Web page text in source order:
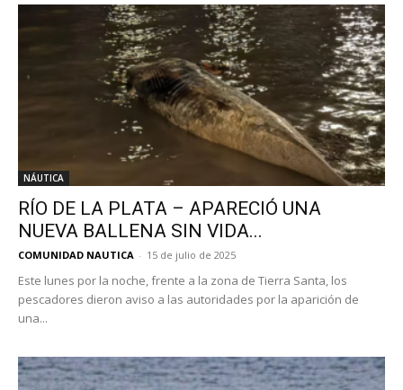
NÁUTICA
RÍO DE LA PLATA – APARECIÓ UNA
NUEVA BALLENA SIN VIDA...
COMUNIDAD NAUTICA - 15 de julio de 2025
Este lunes por la noche, frente a la zona de Tierra Santa, los
pescadores dieron aviso a las autoridades por la aparición de
una...